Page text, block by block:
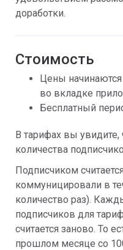
доработки.
Стоимость
Цены начинаются
во вкладке
Бесплатный
В тарифах вы увидите,
количества
Подписчиком
коммуницировали в
количество раз).
подписчиков для
считается заново. То
прошлом месяце со